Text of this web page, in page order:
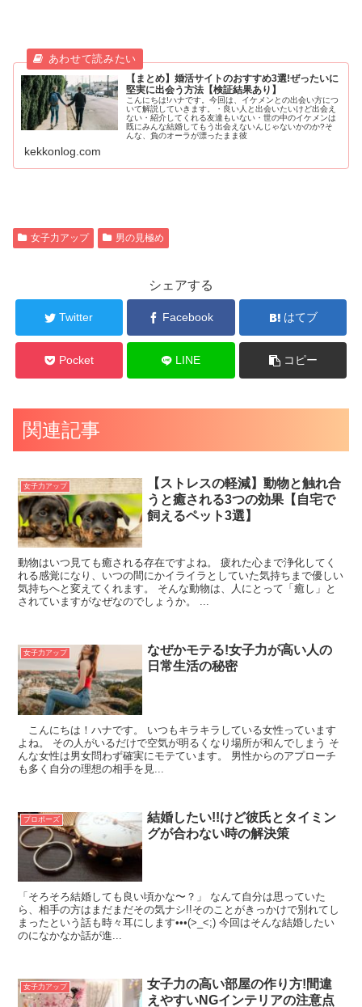
【まとめ】婚活サイトのおすすめ3選!ぜったいに
堅実に出会う方法【検証結果あり】
こんにちは!ハナです。今回は、イケメンとの出会い方につ
いて解説していきます。・良い人と出会いたいけど出会え
ない・紹介してくれる友達もいない・世の中のイケメンは
既にみんな結婚してもう出会えないんじゃないかのか?そ
んな、負のオーラが漂ったまま彼
kekkonlog.com
女子力アップ 男の見極め
シェアする
Twitter Facebook はてブ
Pocket LINE コピー
関連記事
女子力アップ
【ストレスの軽減】動物と触れ合
うと癒される3つの効果【自宅で
飼えるペット3選】
動物はいつ見ても癒される存在ですよね。 疲れた心まで浄化してく
れる感覚になり、いつの間にかイライラとしていた気持ちまで優しい
気持ちへと変えてくれます。 そんな動物は、人にとって「癒し」と
されていますがなぜなのでしょうか。 ...
女子力アップ
なぜかモテる!女子力が高い人の
日常生活の秘密
こんにちは！ハナです。 いつもキラキラしている女性っています
よね。 その人がいるだけで空気が明るくなり場所が和んでしまう そ
んな女性は男女問わず確実にモテています。 男性からのアプローチ
も多く自分の理想の相手を見...
プロポーズ
結婚したい!!けど彼氏とタイミン
グが合わない時の解決策
「そろそろ結婚しても良い頃かな〜？」 なんて自分は思っていた
ら、相手の方はまだまだその気ナシ!!そのことがきっかけで別れてし
まったという話も時々耳にします•••(>_<;) 今回はそんな結婚したい
のになかなか話が進...
女子力アップ
女子力の高い部屋の作り方!間違
えやすいNGインテリアの注意点